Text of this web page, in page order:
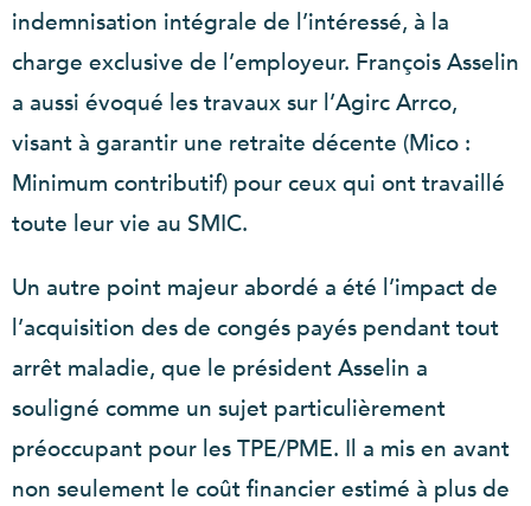
indemnisation intégrale de l’intéressé, à la
charge exclusive de l’employeur. François Asselin
a aussi évoqué les travaux sur l’Agirc Arrco,
visant à garantir une retraite décente (Mico :
Minimum contributif) pour ceux qui ont travaillé
toute leur vie au SMIC.
Un autre point majeur abordé a été l’impact de
l’acquisition des de congés payés pendant tout
arrêt maladie, que le président Asselin a
souligné comme un sujet particulièrement
préoccupant pour les TPE/PME. Il a mis en avant
non seulement le coût financier estimé à plus de